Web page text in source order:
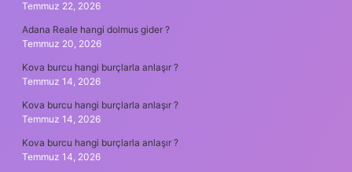
Temmuz 22, 2026
Adana Reale hangi dolmus gider ?
Temmuz 20, 2026
Kova burcu hangi burçlarla anlaşır ?
Temmuz 14, 2026
Kova burcu hangi burçlarla anlaşır ?
Temmuz 14, 2026
Kova burcu hangi burçlarla anlaşır ?
Temmuz 14, 2026